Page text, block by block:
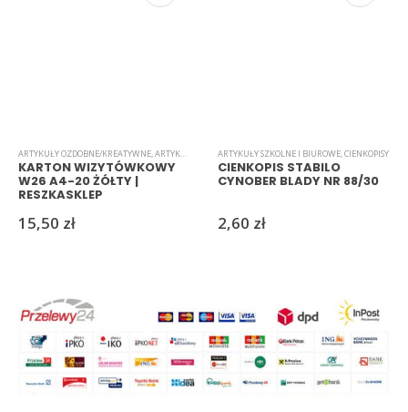
ARTYKUŁY OZDOBNE/KREATYWNE,ARTYKUŁY SZKOLNE I BIUROWE ,KARTON/PAPIER WIZYTÓWKOWY
KARTON WIZYTÓWKOWY
W26 A4-20 ŻÓŁTY |
RESZKASKLEP
15,50 zł
ARTYKUŁY SZKOLNE I BIUROWE,CIENKOPISY
CIENKOPIS STABILO
CYNOBER BLADY NR 88/30
2,60 zł